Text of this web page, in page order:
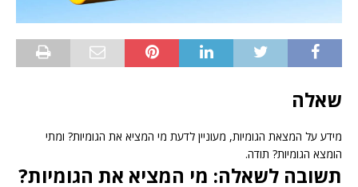
שאלה
מידע על המצאת הגומיות, מעוניין לדעת מי המציא את הגומיות? ומתי
הומצא הגומיות? תודה.
תשובה לשאלה: מי המציא את הגומיות?